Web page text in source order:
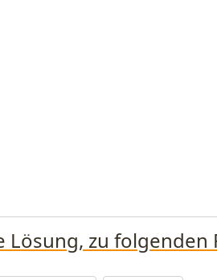
Lösung, zu folgenden